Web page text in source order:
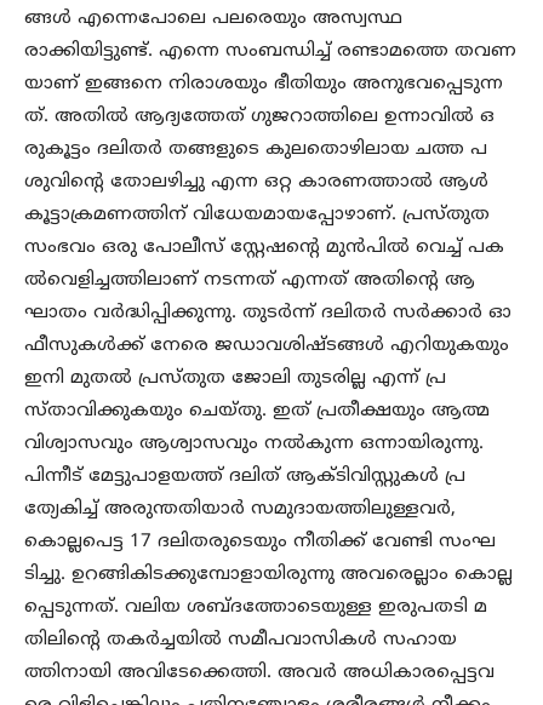
ങ്ങൾ എന്നെപോലെ പലരെയും അസ്വസ്ഥ
രാക്കിയിട്ടുണ്ട്. എന്നെ സംബന്ധിച്ച് രണ്ടാമത്തെ തവണ
യാണ് ഇങ്ങനെ നിരാശയും ഭീതിയും അനുഭവപ്പെടുന്ന
ത്. അതിൽ ആദ്യത്തേത് ഗുജറാത്തിലെ ഉന്നാവിൽ ഒ
രുകൂട്ടം ദലിതർ തങ്ങളുടെ കുലതൊഴിലായ ചത്ത പ
ശുവിന്റെ തോലഴിച്ചു എന്ന ഒറ്റ കാരണത്താൽ ആൾ
കൂട്ടാക്രമണത്തിന് വിധേയമായപ്പോഴാണ്. പ്രസ്തുത
സംഭവം ഒരു പോലീസ് സ്റ്റേഷന്റെ മുൻപിൽ വെച്ച് പക
ൽവെളിച്ചത്തിലാണ് നടന്നത് എന്നത് അതിന്റെ ആ
ഘാതം വർദ്ധിപ്പിക്കുന്നു. തുടർന്ന് ദലിതർ സർക്കാർ ഓ
ഫീസുകൾക്ക് നേരെ ജഡാവശിഷ്ടങ്ങൾ എറിയുകയും
ഇനി മുതൽ പ്രസ്തുത ജോലി തുടരില്ല എന്ന് പ്ര
സ്താവിക്കുകയും ചെയ്തു. ഇത് പ്രതീക്ഷയും ആത്മ
വിശ്വാസവും ആശ്വാസവും നൽകുന്ന ഒന്നായിരുന്നു.
പിന്നീട് മേട്ടുപാളയത്ത് ദലിത് ആക്ടിവിസ്റ്റുകൾ പ്ര
ത്യേകിച്ച് അരുന്തതിയാർ സമുദായത്തിലുള്ളവർ,
കൊല്ലപെട്ട 17 ദലിതരുടെയും നീതിക്ക് വേണ്ടി സംഘ
ടിച്ചു. ഉറങ്ങികിടക്കുമ്പോളായിരുന്നു അവരെല്ലാം കൊല്ല
പ്പെടുന്നത്. വലിയ ശബ്ദത്തോടെയുള്ള ഇരുപതടി മ
തിലിന്റെ തകർച്ചയിൽ സമീപവാസികൾ സഹായ
ത്തിനായി അവിടേക്കെത്തി. അവർ അധികാരപ്പെട്ടവ